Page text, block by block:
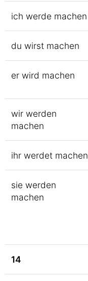
ich werde machen
du wirst machen
er wird machen
wir werden
machen
ihr werdet machen
sie werden
machen
14